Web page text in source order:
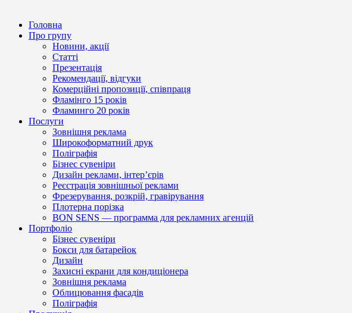
Головна
Про групу
Новини, акції
Статті
Презентація
Рекомендації, відгуки
Комерційні пропозиції, співпраця
Фламінго 15 років
Фламинго 20 років
Послуги
Зовнішня реклама
Широкоформатний друк
Поліграфія
Бізнес сувеніри
Дизайн реклами, інтер’єрів
Реєстрація зовнішньої реклами
Фрезерування, розкрій, гравірування
Плотерна порізка
BON SENS — программа для рекламних агенцій
Портфоліо
Бізнес сувеніри
Бокси для батарейок
Дизайн
Захисні екрани для кондиціонера
Зовнішня реклама
Облицювання фасадів
Поліграфія